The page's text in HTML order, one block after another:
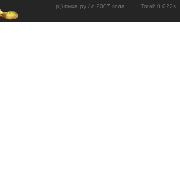
(ц) пыха.ру / с 2007 года Total: